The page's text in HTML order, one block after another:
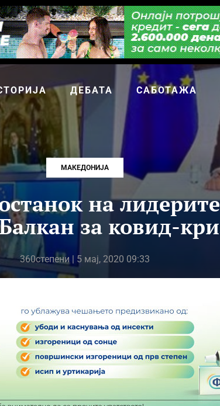
ДЕБАТА САБОТАЖА
МАКЕДОНИЈА
на
за ковид-
360степени | 5 мај, 2020 09:33